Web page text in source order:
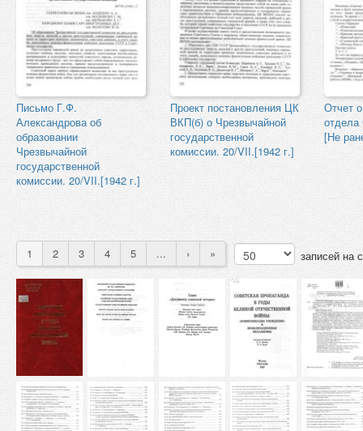
Письмо Г.Ф.
Александрова об
образовании
Чрезвычайной
государственной
комиссии. 20/VII.[1942 г.]
Проект постановления ЦК
ВКП(б) о Чрезвычайной
государственной
комиссии. 20/VII.[1942 г.]
Отчет
[Не
1 2 3 4 5 ... › » записей на